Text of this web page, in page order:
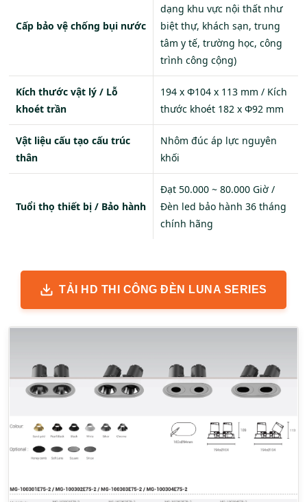
Cấp bảo vệ chống bụi nước
dạng khu vực nội thất như
biệt thự, khách sạn, trung
tâm y tế, trường học, công
trình công cộng)
Kích thước vật lý / Lỗ
khoét trần
194 x Φ104 x 113 mm / Kích
thước khoét 182 x Φ92 mm
Vật liệu cấu tạo cấu trúc
thân
Nhôm đúc áp lực nguyên
khối
Tuổi thọ thiết bị / Bảo hành
Đạt 50.000 ~ 80.000 Giờ /
Đèn led bảo hành 36 tháng
chính hãng
TẢI HD THI CÔNG ĐÈN LUNA SERIES